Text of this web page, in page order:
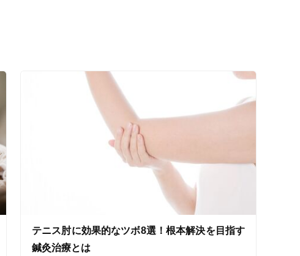
テニス肘に効果的なツボ8選！根本解決を目指す
鍼灸治療とは